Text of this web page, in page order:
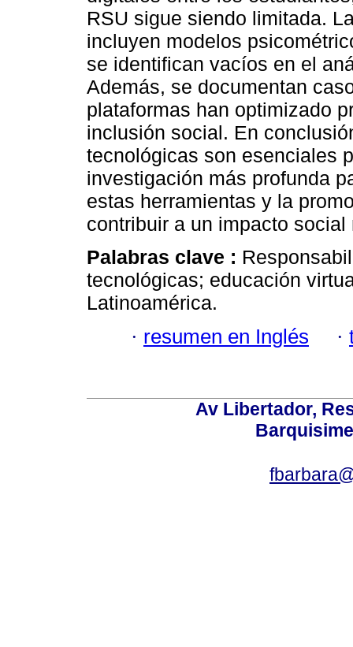
RSU sigue siendo limitada.
incluyen modelos
se identifican vacíos en el
Además, se documentan
plataformas han optimizado
inclusión social. En
tecnológicas son esenciales
investigación más profunda
estas herramientas y la
contribuir a un impacto
Palabras clave :
tecnológicas; educación
Latinoamérica.
· resumen en Inglés ·
Av Libertador,